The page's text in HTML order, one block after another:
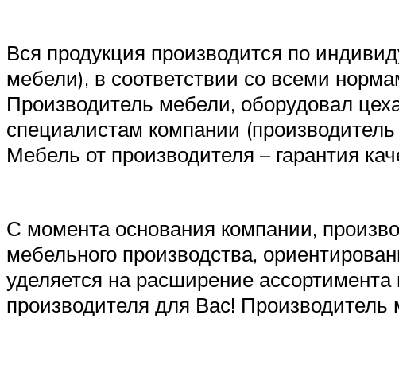
Вся продукция производится по
мебели), в соответствии со всеми
Производитель мебели, оборудовал
специалистам компании
Мебель от производителя – гарантия
С момента основания компании,
мебельного производства,
уделяется на расширение
производителя для Вас! Производитель